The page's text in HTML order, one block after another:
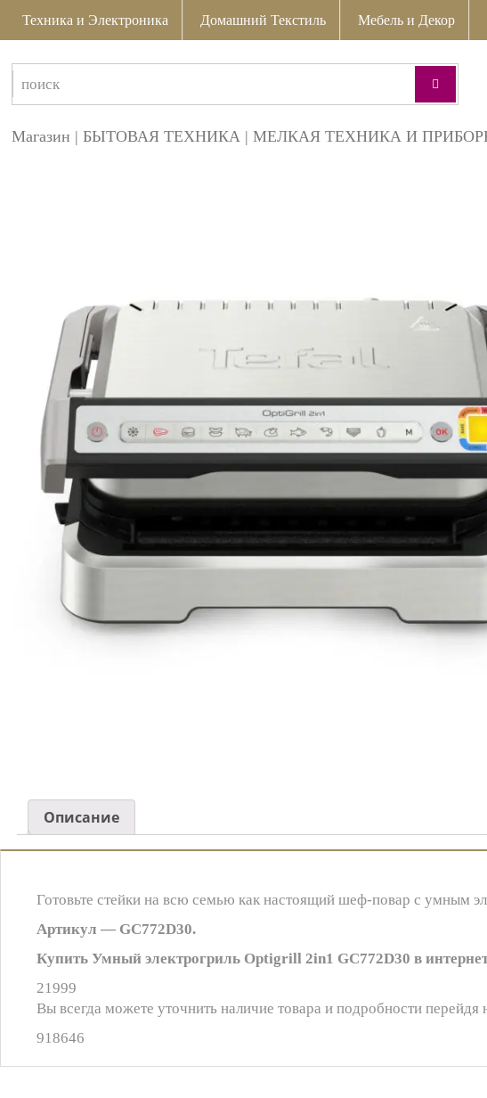
Техника и Электроника Домашний Текстиль Мебель и Декор
Магазин |БЫТОВАЯ ТЕХНИКА |МЕЛКАЯ ТЕХНИКА И
Описание
Готовьте стейки на всю семью как настоящий шеф-повар с умным
Артикул — GC772D30.
Купить Умный электрогриль Optigrill 2in1 GC772D30 в
21999
Вы всегда можете уточнить наличие товара и подробности перейдя
918646